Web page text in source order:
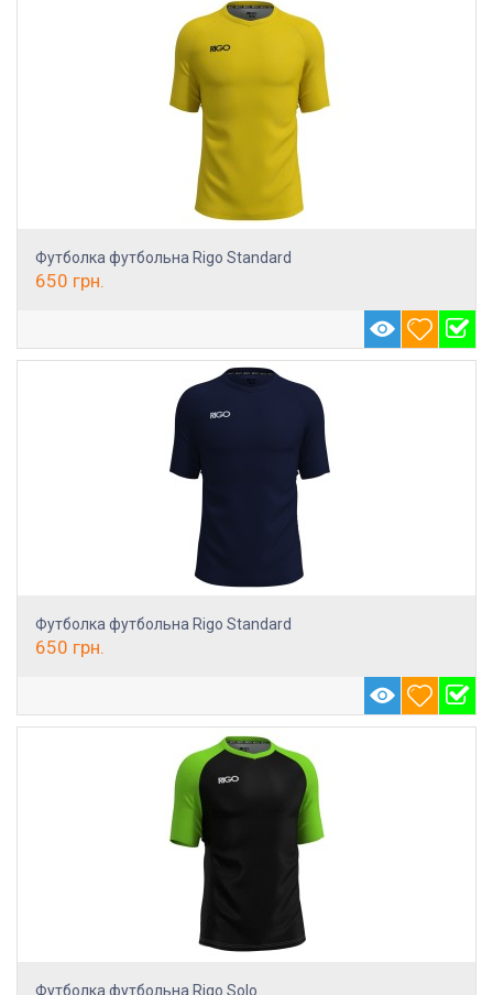
Футболка футбольна Rigo Standard
650 грн.
Футболка футбольна Rigo Standard
650 грн.
Футболка футбольна Rigo Solo